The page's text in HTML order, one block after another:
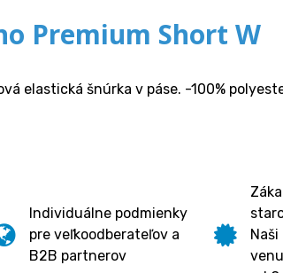
Premium Short W
elastická šnúrka v páse. -100%
Individuálne podmienky
pre veľkoodberateľov a
B2B partnerov
Naši